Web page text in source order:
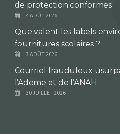
de protection conformes
4 AOÛT 2026
Que valent les labels
fournitures scolaires ?
3 AOÛT 2026
Courriel frauduleux
l’Ademe et de l’ANAH
30 JUILLET 2026